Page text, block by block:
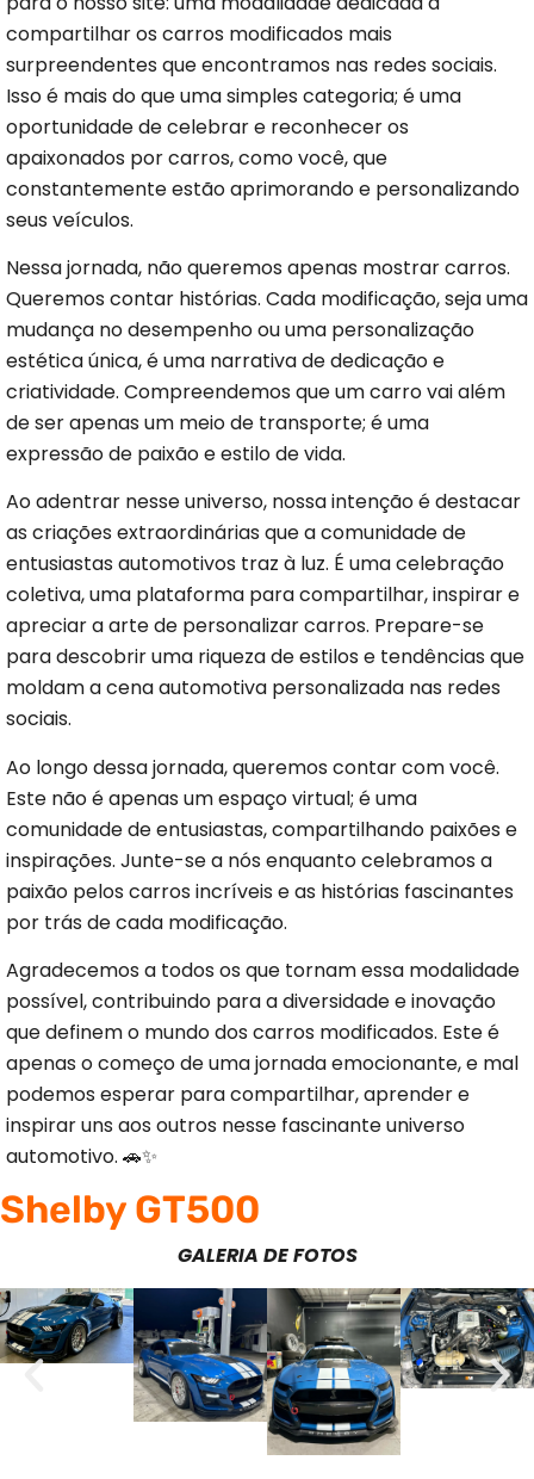
compartilhar os carros modificados mais
surpreendentes que encontramos nas redes sociais.
Isso é mais do que uma simples categoria; é uma
oportunidade de celebrar e reconhecer os
apaixonados por carros, como você, que
constantemente estão aprimorando e personalizando
seus veículos.
Nessa jornada, não queremos apenas mostrar carros.
Queremos contar histórias. Cada modificação, seja uma
mudança no desempenho ou uma personalização
estética única, é uma narrativa de dedicação e
criatividade. Compreendemos que um carro vai além
de ser apenas um meio de transporte; é uma
expressão de paixão e estilo de vida.
Ao adentrar nesse universo, nossa intenção é destacar
as criações extraordinárias que a comunidade de
entusiastas automotivos traz à luz. É uma celebração
coletiva, uma plataforma para compartilhar, inspirar e
apreciar a arte de personalizar carros. Prepare-se
para descobrir uma riqueza de estilos e tendências que
moldam a cena automotiva personalizada nas redes
sociais.
Ao longo dessa jornada, queremos contar com você.
Este não é apenas um espaço virtual; é uma
comunidade de entusiastas, compartilhando paixões e
inspirações. Junte-se a nós enquanto celebramos a
paixão pelos carros incríveis e as histórias fascinantes
por trás de cada modificação.
Agradecemos a todos os que tornam essa modalidade
possível, contribuindo para a diversidade e inovação
que definem o mundo dos carros modificados. Este é
apenas o começo de uma jornada emocionante, e mal
podemos esperar para compartilhar, aprender e
inspirar uns aos outros nesse fascinante universo
automotivo. 🚗✨
Shelby GT500
GALERIA DE FOTOS